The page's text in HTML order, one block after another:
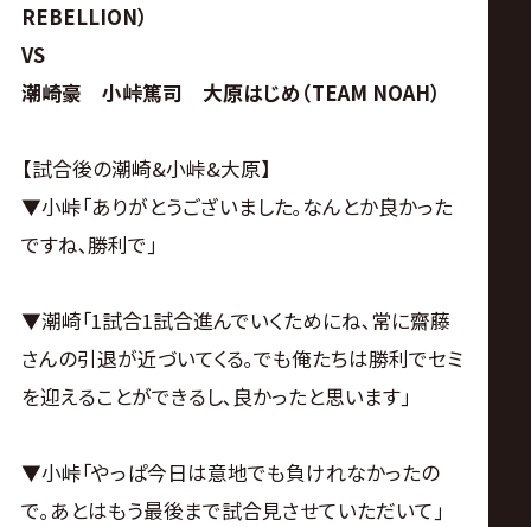
REBELLION）
VS
潮崎豪 小峠篤司 大原はじめ（TEAM NOAH）
【試合後の潮崎&小峠&大原】
▼小峠｢ありがとうございました｡なんとか良かった
ですね､勝利で｣
▼潮崎｢1試合1試合進んでいくためにね､常に齋藤
さんの引退が近づいてくる｡でも俺たちは勝利でセミ
を迎えることができるし､良かったと思います｣
▼小峠｢やっぱ今日は意地でも負けれなかったの
で｡あとはもう最後まで試合見させていただいて｣